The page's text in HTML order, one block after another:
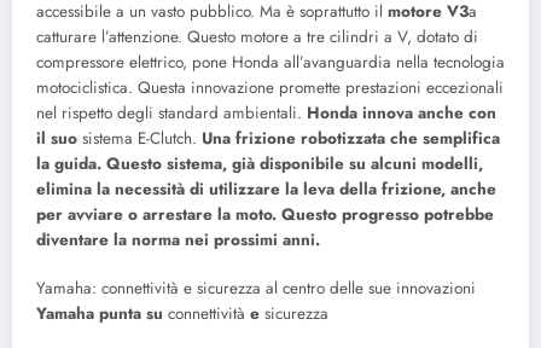
accessibile a un vasto pubblico. Ma è soprattutto il motore V3a
catturare l’attenzione. Questo motore a tre cilindri a V, dotato di
compressore elettrico, pone Honda all’avanguardia nella tecnologia
motociclistica. Questa innovazione promette prestazioni eccezionali
nel rispetto degli standard ambientali. Honda innova anche con
il suo sistema E-Clutch. Una frizione robotizzata che semplifica
la guida. Questo sistema, già disponibile su alcuni modelli,
elimina la necessità di utilizzare la leva della frizione, anche
per avviare o arrestare la moto. Questo progresso potrebbe
diventare la norma nei prossimi anni.
Yamaha: connettività e sicurezza al centro delle sue innovazioni
Yamaha punta su connettività e sicurezza